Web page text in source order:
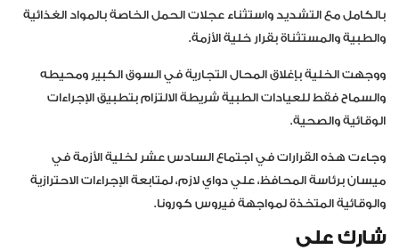
بالكامل مع التشديد واستثناء عجلات الحمل الخاصة بالمواد الغذائية
والطبية والمستثناة بقرار خلية الأزمة.
ووجهت الخلية بإغلاق المحال التجارية في السوق الكبير ومحيطه
والسماح فقط للعيادات الطبية شريطة الالتزام بتطبيق الإجراءات
الوقائية والصحية.
وجاءت هذه القرارات في اجتماع السادس عشر لخلية الأزمة في
ميسان برئاسة المحافظ، علي دواي لازم، لمتابعة الإجراءات الاحترازية
والوقائية المتخذة لمواجهة فيروس كورونا.
شارك على